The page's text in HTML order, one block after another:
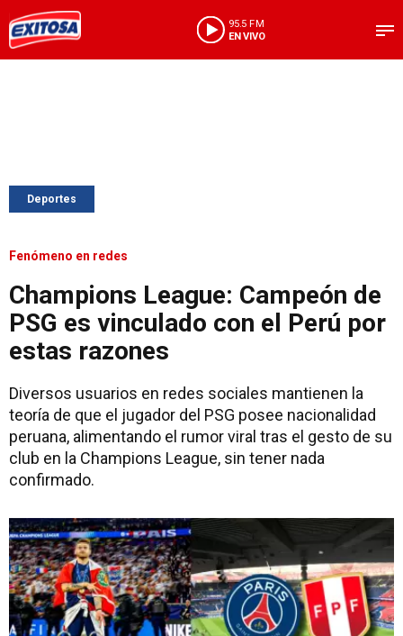
95.5 FM
EN VIVO
Deportes
Fenómeno en redes
Champions League: Campeón de
PSG es vinculado con el Perú por
estas razones
Diversos usuarios en redes sociales mantienen la
teoría de que el jugador del PSG posee nacionalidad
peruana, alimentando el rumor viral tras el gesto de su
club en la Champions League, sin tener nada
confirmado.